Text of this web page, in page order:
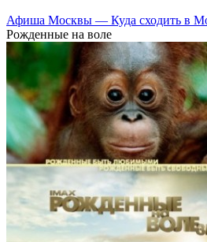
Афиша Москвы — Куда сходить в
Рожденные на воле